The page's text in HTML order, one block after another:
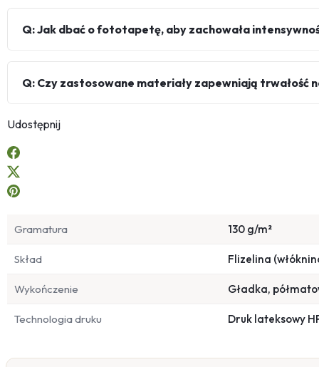
Q: Jak dbać o fototapetę, aby zachowała
Q: Czy zastosowane materiały zapewniają trwałość
Udostępnij
Gramatura 130 g/m²
Skład Flizelina
Wykończenie Gładka,
Technologia druku Druk lateksowy